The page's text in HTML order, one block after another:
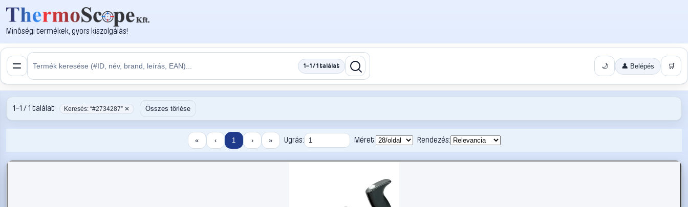
Minőségi termékek, gyors kiszolgálás!
1–1 / 1 találat 🌙 👤 Belépés 🛒
1–1 / 1 találat Keresés: “#2734287” ✕ Összes törlése
« ‹ 1 › » Ugrás: Méret: Rendezés: